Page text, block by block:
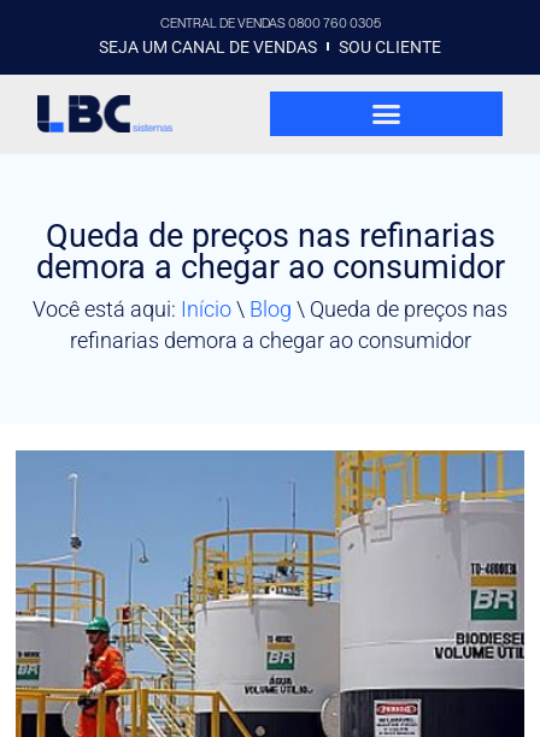
CENTRAL DE VENDAS 0800 760 0305
SEJA UM CANAL DE VENDAS SOU CLIENTE
Queda de preços nas refinarias
demora a chegar ao consumidor
Você está aqui: Início\ Blog \ Queda de preços nas
refinarias demora a chegar ao consumidor